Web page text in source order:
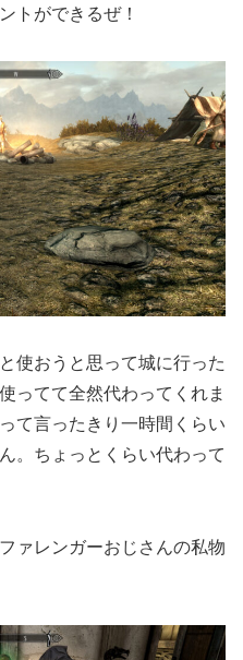
トができるぜ！
使おうと思って城に行った
ってて全然代わってくれま
て言ったきり一時間くらい
。ちょっとくらい代わって
ァレンガーおじさんの私物